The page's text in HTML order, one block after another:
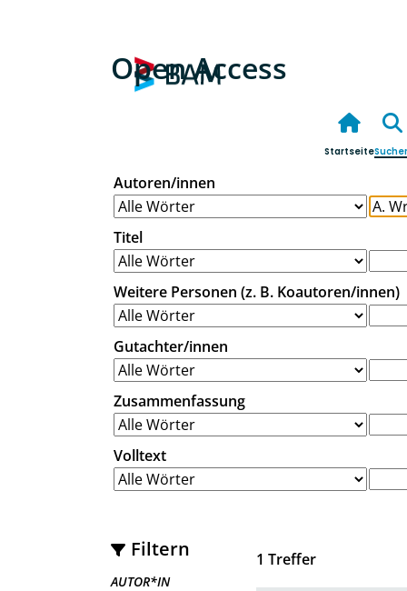
Open Access
Startseite
Autoren/innen
Titel
Weitere Personen (z. B. Koautoren/innen)
Gutachter/innen
Zusammenfassung
Volltext
Filtern
AUTOR*IN
1 Treffer